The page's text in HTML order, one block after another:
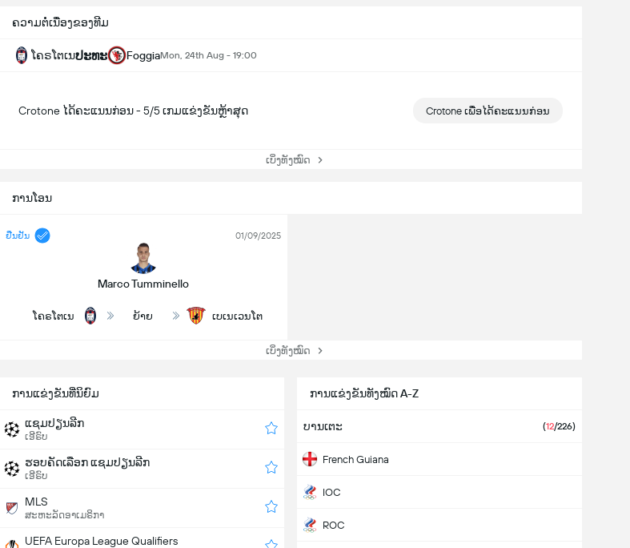
ຄວາມຕໍ່ເນື່ອງຂອງທີມ
ໂຄຣໂຕເນປະທະ FoggiaMon, 24th Aug - 19:00
Crotone ໄດ້ຄະແນນກ່ອນ - 5/5 ເກມແຂ່ງຂັນຫຼ້າສຸດ Crotone ເພື່ອໄດ້ຄະແນນກ່ອນ
ເບິ່ງທັງໝົດ
ການໂອນ
ຢືນຢັນ
Marco Tumminello
01/09/2025
ໂຄຣໂຕເນ ຍ້າຍ ເບເນເວນໂຕ
ເບິ່ງທັງໝົດ
ການແຂ່ງຂັນທີ່ນິຍົມ
ແຊມປຽນລີກ
ເອີຣົບ
ຮອບຄັດເລືອກ ແຊມປຽນລີກ
ເອີຣົບ
MLS
ສະຫະລັດອາເມຣິກາ
UEFA Europa League Qualifiers
ການແຂ່ງຂັນທັງໝົດ A-Z
ບານເຕະ (12/226)
French Guiana
IOC
ROC